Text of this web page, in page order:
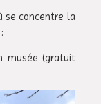
se concentre la
musée (gratuit